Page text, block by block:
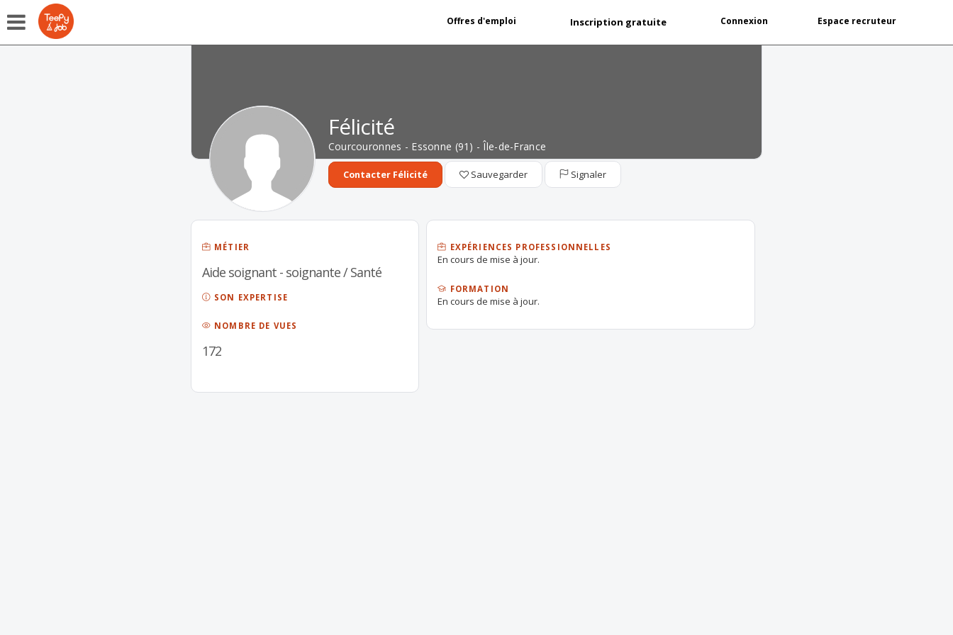
Offres d'emploi Inscription gratuite Connexion Espace recruteur
Félicité
Courcouronnes - Essonne (91) - Île-de-France
Contacter Félicité Sauvegarder Signaler
MÉTIER
Aide soignant - soignante / Santé
SON EXPERTISE
NOMBRE DE VUES
172
EXPÉRIENCES PROFESSIONNELLES
En cours de mise à jour.
FORMATION
En cours de mise à jour.